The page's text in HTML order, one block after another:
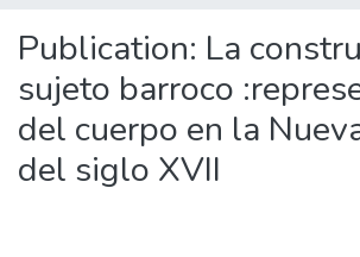
Publication: La
sujeto barroco
del cuerpo en la
del siglo XVII